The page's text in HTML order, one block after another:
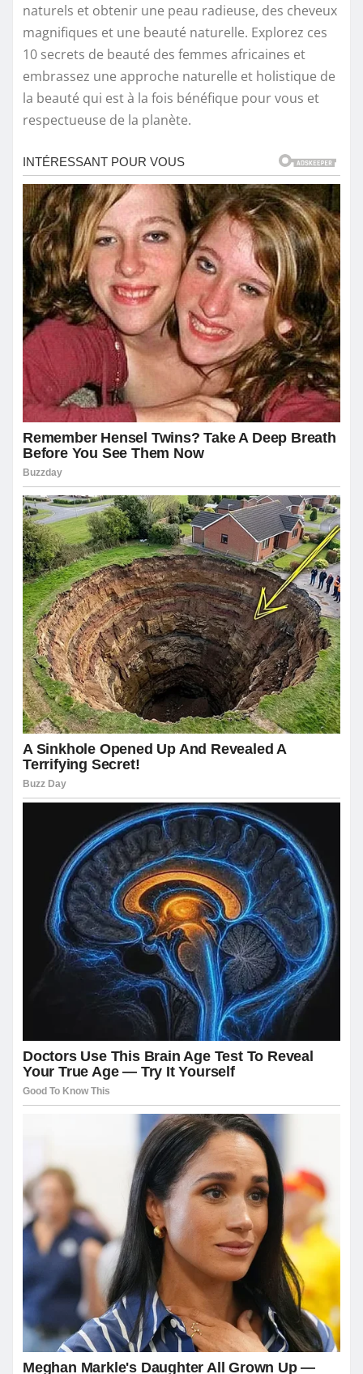
naturels et obtenir une peau radieuse, des cheveux
magnifiques et une beauté naturelle. Explorez ces
10 secrets de beauté des femmes africaines et
embrassez une approche naturelle et holistique de
la beauté qui est à la fois bénéfique pour vous et
respectueuse de la planète.